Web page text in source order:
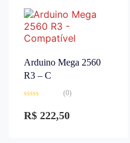
Arduino Mega 2560
R3 – C
0
de
(0)
R$ 222,50